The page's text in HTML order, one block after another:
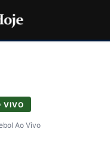
VIVO
Ao Vivo